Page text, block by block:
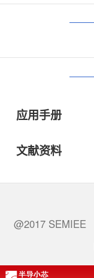
应用手册
文献资料
@2017 SEMIEE